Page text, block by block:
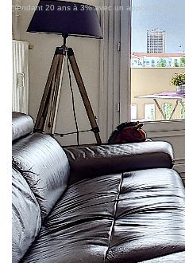
pendant 20 ans à 3% avec un apport de 37
Description
Réf : 1125
My Cocoon, l'agence aux
présente :
Dans le quartier prisé de
deux pas du parc Bazin, vue
appartement traversant Nord-
surface de 78,2 m² au 6e
tram T3, en 2 arrêts à la gare
Excellente distribution, il se
placards, une pièce de vie